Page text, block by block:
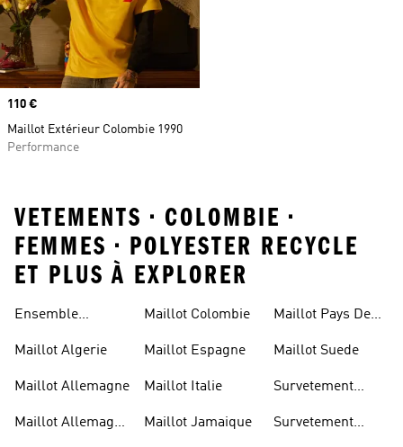
Prix
110 €
Maillot Extérieur Colombie 1990
Performance
VETEMENTS • COLOMBIE •
FEMMES • POLYESTER RECYCLE
ET PLUS À EXPLORER
Ensemble
Maillot Algerie
Maillot Allemagne
Maillot Allemagne
Maillot Colombie
Maillot Espagne
Maillot Italie
Maillot Jamaique
Maillot Pays De
Maillot Suede
Survetement
Survetement